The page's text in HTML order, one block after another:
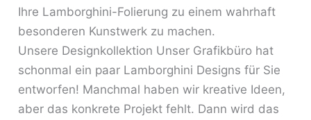
Ihre Lamborghini-Folierung zu einem wahrhaft
besonderen Kunstwerk zu machen.
Unsere Designkollektion Unser Grafikbüro hat
schonmal ein paar Lamborghini Designs für Sie
entworfen! Manchmal haben wir kreative Ideen,
aber das konkrete Projekt fehlt. Dann wird das